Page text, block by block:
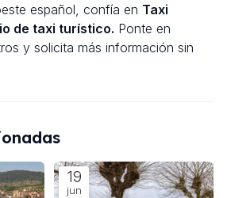
español, confía en Taxi
de taxi turístico. Ponte en
y solicita más información sin
19
jun